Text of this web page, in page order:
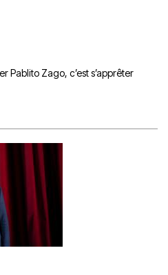
Pablito Zago, c’est s’apprêter